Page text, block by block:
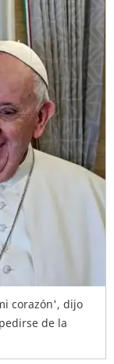
corazón', dijo
de la